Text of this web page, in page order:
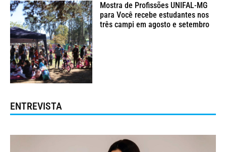
Mostra de Profissões UNIFAL-MG
para Você recebe estudantes nos
três campi em agosto e setembro
ENTREVISTA